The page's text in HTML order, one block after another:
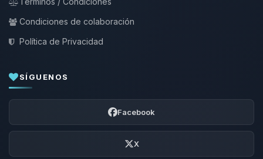
Condiciones de colaboración
Política de Privacidad
SÍGUENOS
Facebook
X